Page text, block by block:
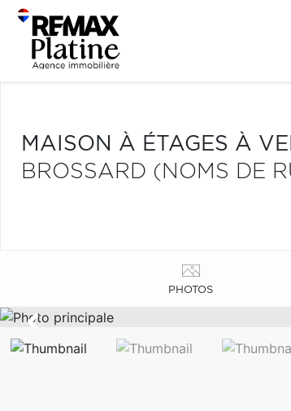
MAISON À ÉTAGES À
BROSSARD (NOMS DE
PHOTOS